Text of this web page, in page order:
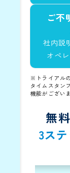
ご不
社内説
オペ
※トライアル
タイムスタン
機能がござい
無
3ス